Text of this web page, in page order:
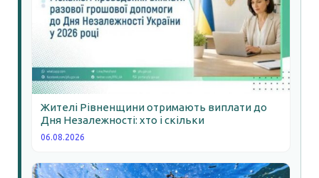
Жителі Рівненщини отримають виплати до
Дня Незалежності: хто і скільки
06.08.2026